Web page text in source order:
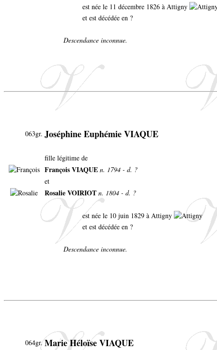
est née le 11 décembre 1826 à Attigny
et est décédée en ?
Descendance inconnue.
063gr. Joséphine Euphémie VIAQUE
fille légitime de
François VIAQUE n. 1794 - d. ?
et
Rosalie VOIRIOT n. 1804 - d. ?
est née le 10 juin 1829 à Attigny
et est décédée en ?
Descendance inconnue.
064gr. Marie Héloïse VIAQUE